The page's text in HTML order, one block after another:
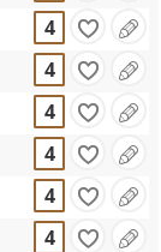
4
4
4
4
4
4